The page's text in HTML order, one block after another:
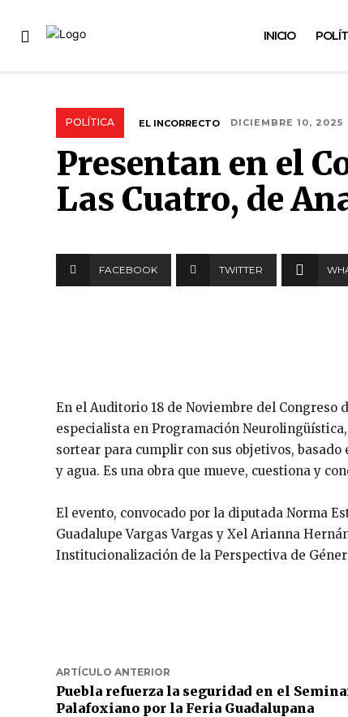
INICIO
POLÍTICA EL INCORRECTO DICIEMBRE 10, 2025
Presentan en el
Las Cuatro, de
FACEBOOK TWITTER
En el Auditorio 18 de Noviembre del Congreso
especialista en Programación
sortear para cumplir con sus objetivos,
y agua. Es una obra que mueve, cuestiona y
El evento, convocado por la diputada Norma
Guadalupe Vargas Vargas y Xel Arianna
Institucionalización de la Perspectiva de
ARTÍCULO ANTERIOR
Puebla refuerza la seguridad en el
Palafoxiano por la Feria Guadalupana